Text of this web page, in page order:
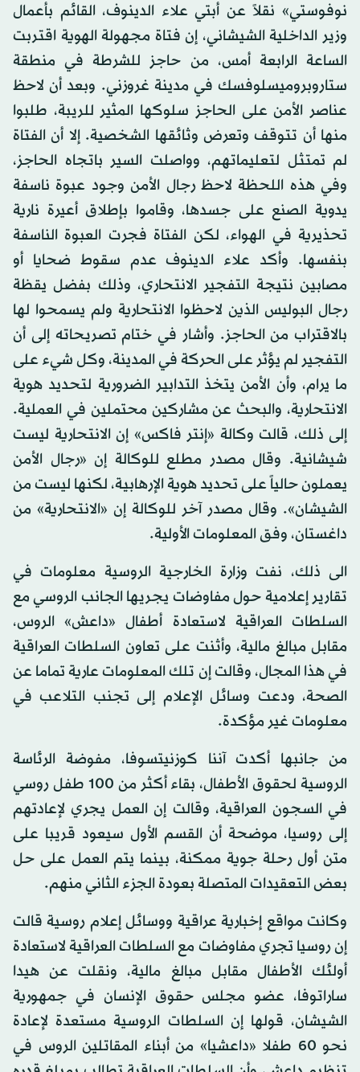
نوفوستي» نقلاً عن أبتي علاء الدينوف، القائم بأعمال
وزير الداخلية الشيشاني، إن فتاة مجهولة الهوية اقتربت
الساعة الرابعة أمس، من حاجز للشرطة في منطقة
ستاروبروميسلوفسك في مدينة غروزني. وبعد أن لاحظ
عناصر الأمن على الحاجز سلوكها المثير للريبة، طلبوا
منها أن تتوقف وتعرض وثائقها الشخصية. إلا أن الفتاة
لم تمتثل لتعليماتهم، وواصلت السير باتجاه الحاجز،
وفي هذه اللحظة لاحظ رجال الأمن وجود عبوة ناسفة
يدوية الصنع على جسدها، وقاموا بإطلاق أعيرة نارية
تحذيرية في الهواء، لكن الفتاة فجرت العبوة الناسفة
بنفسها. وأكد علاء الدينوف عدم سقوط ضحايا أو
مصابين نتيجة التفجير الانتحاري، وذلك بفضل يقظة
رجال البوليس الذين لاحظوا الانتحارية ولم يسمحوا لها
بالاقتراب من الحاجز. وأشار في ختام تصريحاته إلى أن
التفجير لم يؤثر على الحركة في المدينة، وكل شيء على
ما يرام، وأن الأمن يتخذ التدابير الضرورية لتحديد هوية
الانتحارية، والبحث عن مشاركين محتملين في العملية.
إلى ذلك، قالت وكالة «إنتر فاكس» إن الانتحارية ليست
شيشانية. وقال مصدر مطلع للوكالة إن «رجال الأمن
يعملون حالياً على تحديد هوية الإرهابية، لكنها ليست من
الشيشان». وقال مصدر آخر للوكالة إن «الانتحارية» من
داغستان، وفق المعلومات الأولية.
الى ذلك، نفت وزارة الخارجية الروسية معلومات في
تقارير إعلامية حول مفاوضات يجريها الجانب الروسي مع
السلطات العراقية لاستعادة أطفال «داعش» الروس،
مقابل مبالغ مالية، وأثنت على تعاون السلطات العراقية
في هذا المجال، وقالت إن تلك المعلومات عارية تماما عن
الصحة، ودعت وسائل الإعلام إلى تجنب التلاعب في
معلومات غير مؤكدة.
من جانبها أكدت آننا كوزنيتسوفا، مفوضة الرئاسة
الروسية لحقوق الأطفال، بقاء أكثر من 100 طفل روسي
في السجون العراقية، وقالت إن العمل يجري لإعادتهم
إلى روسيا، موضحة أن القسم الأول سيعود قريبا على
متن أول رحلة جوية ممكنة، بينما يتم العمل على حل
بعض التعقيدات المتصلة بعودة الجزء الثاني منهم.
وكانت مواقع إخبارية عراقية ووسائل إعلام روسية قالت
إن روسيا تجري مفاوضات مع السلطات العراقية لاستعادة
أولئك الأطفال مقابل مبالغ مالية، ونقلت عن هيدا
ساراتوفا، عضو مجلس حقوق الإنسان في جمهورية
الشيشان، قولها إن السلطات الروسية مستعدة لإعادة
نحو 60 طفلا «داعشيا» من أبناء المقاتلين الروس في